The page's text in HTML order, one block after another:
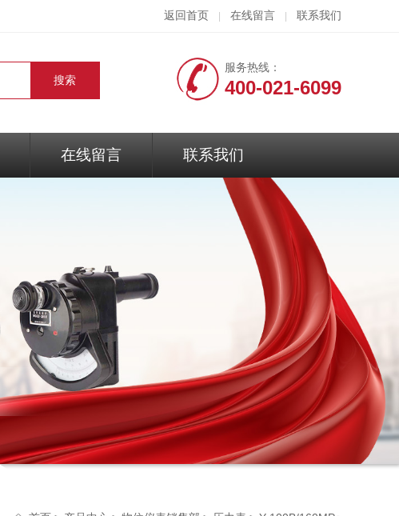
返回首页 在线留言 联系我们
服务热线：
400-021-6099
在线留言 联系我们
Previous